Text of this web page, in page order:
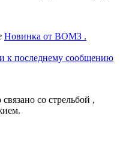
Новинка от ВОМЗ .
к последнему сообщению
со стрельбой ,